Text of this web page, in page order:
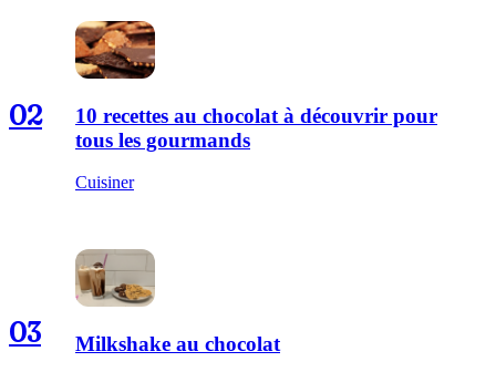
02
10 recettes au chocolat à découvrir pour
tous les gourmands
Cuisiner
03 Milkshake au chocolat